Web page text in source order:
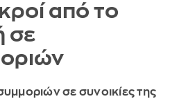
από το
σε
σε συνοικίες της